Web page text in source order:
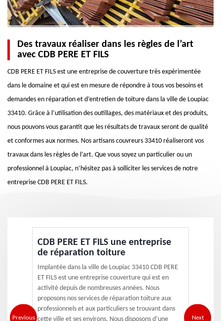
Des travaux réaliser dans les règles de l’art
avec CDB PERE ET FILS
CDB PERE ET FILS est une entreprise de couverture très expérimentée
dans le domaine et qui est en mesure de répondre à tous vos besoins et
demandes en réparation et d’entretien de toiture dans la ville de Loupiac
33410. Grâce à l’utilisation des outillages, des matériaux et des produits,
nous pouvons vous garantit que les résultats de travaux seront de qualité
et conformes aux normes. Nos artisans couvreurs 33410 réaliseront vos
travaux dans les règles de l’art. Que vous soyez un particulier ou un
professionnel à Loupiac, n’hésitez pas à solliciter les services de notre
entreprise CDB PERE ET FILS.
Previous
CDB PERE ET FILS une entreprise
de réparation toiture
Implantée dans la ville de Loupiac 33410 CDB PERE
ET FILS est une entreprise couverture qui est en
activité depuis de nombreuses années. Nous
proposons nos services de réparation toiture aux
professionnels et aux particuliers se trouvant dans
cette ville et ses environs. Nous disposons d’une
Next